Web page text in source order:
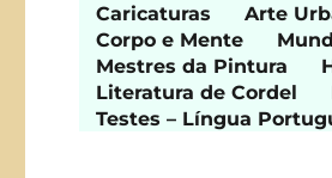
Caricaturas
Arte
Corpo e Mente
Mestres da Pintura
Literatura de Cordel
Testes – Língua